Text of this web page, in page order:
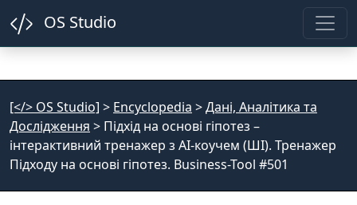
OS Studio
[</> OS Studio] > Encyclopedia >Дані, Аналітика та
Дослідження > Підхід на основі гіпотез –
інтерактивний тренажер з AI-коучем (ШІ). Тренажер
Підходу на основі гіпотез. Business-Tool #501